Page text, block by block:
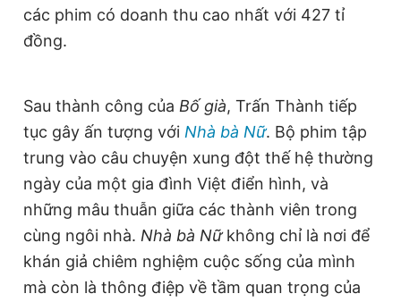
các phim có doanh thu cao nhất với 427 tỉ
đồng.
Sau thành công của Bố già, Trấn Thành tiếp
tục gây ấn tượng với Nhà bà Nữ. Bộ phim tập
trung vào câu chuyện xung đột thế hệ thường
ngày của một gia đình Việt điển hình, và
những mâu thuẫn giữa các thành viên trong
cùng ngôi nhà. Nhà bà Nữkhông chỉ là nơi để
khán giả chiêm nghiệm cuộc sống của mình
mà còn là thông điệp về tầm quan trọng của